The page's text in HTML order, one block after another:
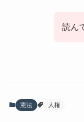
読ん
憲法 人権